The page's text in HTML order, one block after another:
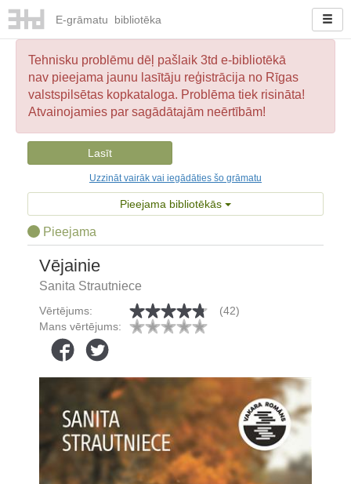
E-grāmatu bibliotēka
Tehnisku problēmu dēļ pašlaik 3td e-bibliotēkā
nav pieejama jaunu lasītāju reģistrācija no Rīgas
valstspilsētas kopkataloga. Problēma tiek risināta!
Atvainojamies par sagādātajām neērtībām!
Lasīt
Uzzināt vairāk vai iegādāties šo grāmatu
Pieejama bibliotēkās
Pieejama
Vējainie
Sanita Strautniece
Vērtējums:
(42)
Mans vērtējums: